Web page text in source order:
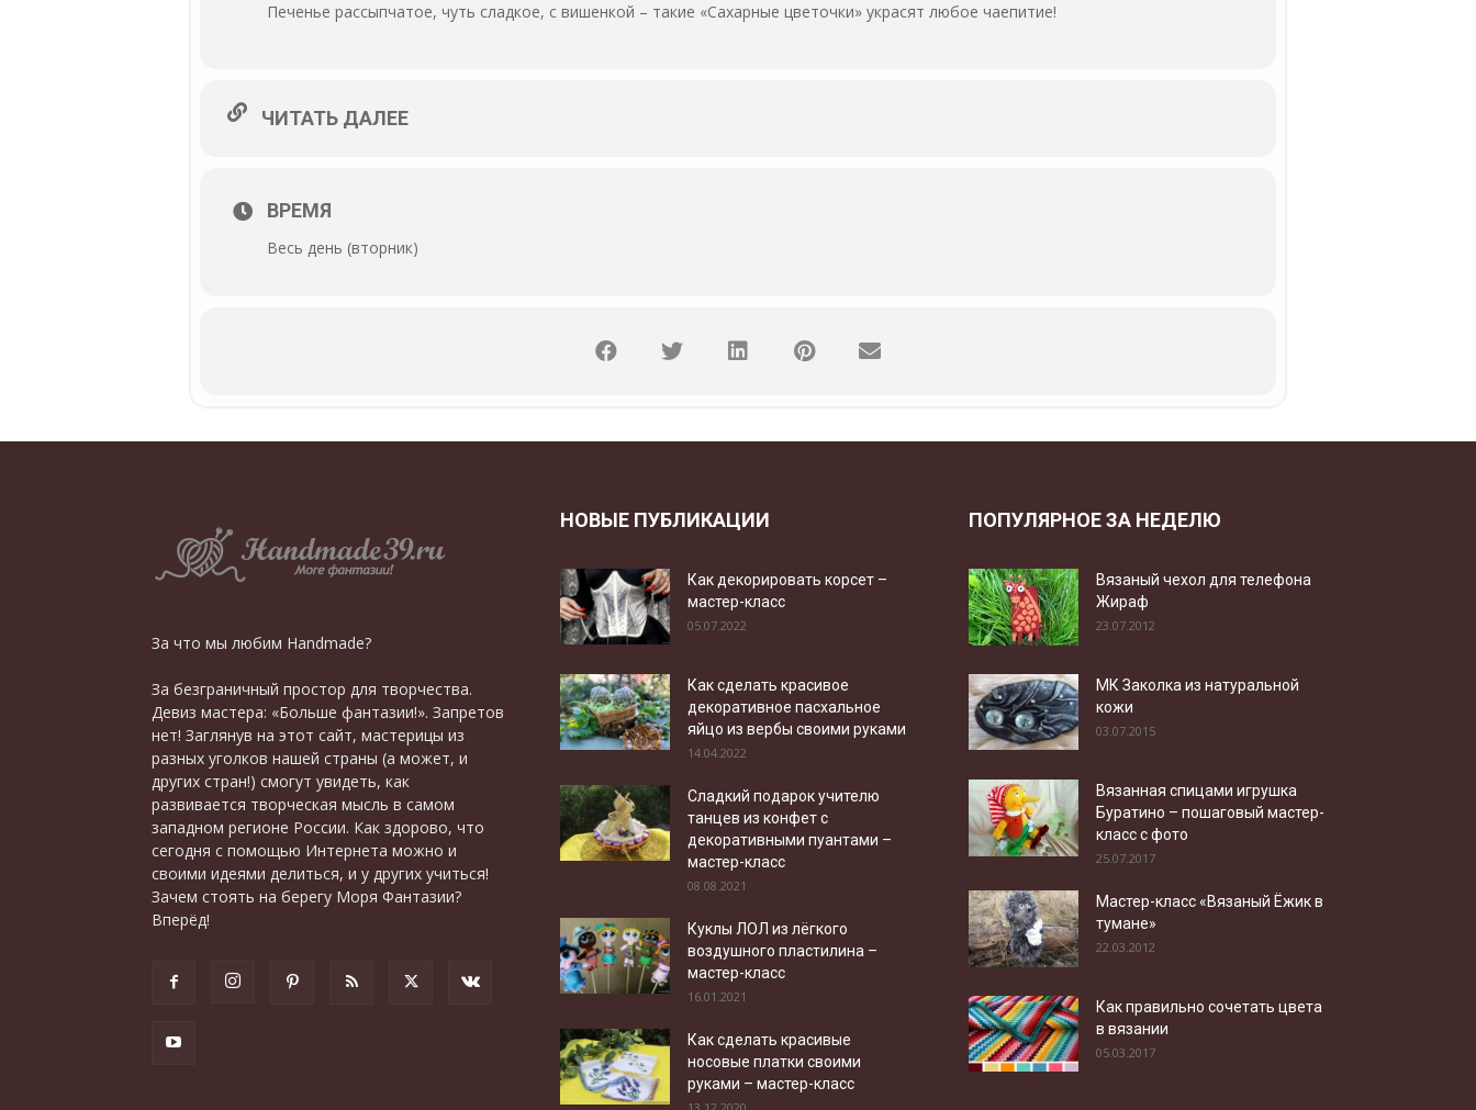
Печенье рассыпчатое, чуть сладкое, с вишенкой – такие «Сахарные цветочки» украсят любое чаепитие!
ЧИТАТЬ ДАЛЕЕ
ВРЕМЯ
Весь день (вторник)
За что мы любим Handmade?
За безграничный простор для творчества.
Девиз мастера: «Больше фантазии!». Запретов
нет! Заглянув на этот сайт, мастерицы из
разных уголков нашей страны (а может, и
других стран!) смогут увидеть, как
развивается творческая мысль в самом
западном регионе России. Как здорово, что
сегодня с помощью Интернета можно и
своими идеями делиться, и у других учиться!
Зачем стоять на берегу Моря Фантазии?
Вперёд!
НОВЫЕ ПУБЛИКАЦИИ
Как декорировать корсет –
мастер-класс
05.07.2022
Как сделать красивое
декоративное пасхальное
яйцо из вербы своими руками
14.04.2022
Сладкий подарок учителю
танцев из конфет с
декоративными пуантами –
мастер-класс
08.08.2021
Куклы ЛОЛ из лёгкого
воздушного пластилина –
мастер-класс
16.01.2021
Как сделать красивые
носовые платки своими
руками – мастер-класс
ПОПУЛЯРНОЕ ЗА НЕДЕЛЮ
Вязаный чехол для телефона
Жираф
23.07.2012
МК Заколка из натуральной
кожи
03.07.2015
Вязанная спицами игрушка
Буратино – пошаговый мастер-
класс с фото
25.07.2017
Мастер-класс «Вязаный Ёжик в
тумане»
22.03.2012
Как правильно сочетать цвета
в вязании
05.03.2017